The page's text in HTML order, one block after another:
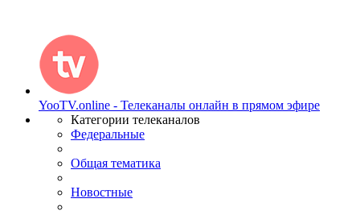
YooTV.online - Телеканалы онлайн в прямом эфире
Категории телеканалов
Федеральные
Общая тематика
Новостные